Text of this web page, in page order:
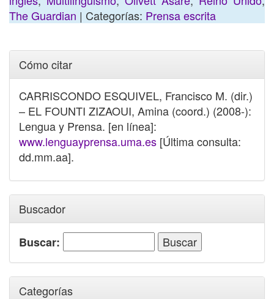
The Guardian | Categorías: Prensa escrita
Cómo citar
CARRISCONDO ESQUIVEL, Francisco M. (dir.)
– EL FOUNTI ZIZAOUI, Amina (coord.) (2008-):
Lengua y Prensa. [en línea]:
www.lenguayprensa.uma.es [Última consulta:
dd.mm.aa].
Buscador
Buscar:
Categorías